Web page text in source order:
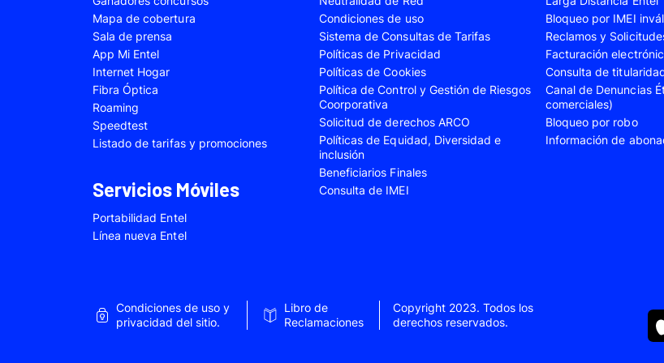
Samsung Galaxy A22
Samsung Galaxy A23 Samsung Galaxy A24
Samsung Galaxy A34
Samsung Galaxy A35 Samsung Galaxy A52
Samsung Galaxy A54
Samsung Galaxy A55 Samsung Galaxy S20 Fe
Samsung Galaxy S22 Plus
Samsung Galaxy S22 Ultra Samsung Galaxy S23
Samsung Galaxy S23 Fe
Samsung Galaxy S24 Samsung Galaxy S24 Plus
Samsung Galaxy Z Flip 4
Samsung Galaxy Z Flip 5
VIVO V30 SE
Xiaomi 12T Pro
Xiaomi
Xiaomi Redmi Note 9 Pro
Xiaomi Redmi Note 10 Xiaomi Redmi Note 10 Pro Xiaomi
Xiaomi
Mapa de cobertura
Sala de prensa
App Mi Entel
Internet Hogar
Fibra Óptica
Roaming
Speedtest
Listado de tarifas y promociones
Servicios Móviles
Portabilidad Entel
Línea nueva Entel
Condiciones de uso
Sistema de Consultas de Tarifas
Políticas de Privacidad
Políticas de Cookies
Política de Control y Gestión de Riesgos
Coorporativa
Solicitud de derechos ARCO
Políticas de Equidad, Diversidad e
inclusión
Beneficiarios Finales
Consulta de IMEI
Bloqueo por IMEI
Reclamos y
Facturación
Consulta de
Canal de Denuncias
comerciales)
Bloqueo por robo
Información de
Condiciones de uso y
privacidad del sitio.
Libro de
Reclamaciones
Copyright 2023. Todos los
derechos reservados.